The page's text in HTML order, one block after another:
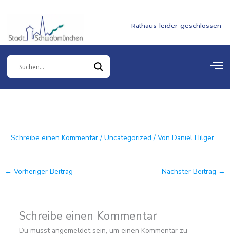
springen
Rathaus leider geschlossen
Schreibe einen Kommentar /Uncategorized / VonDaniel Hilger
← Vorheriger Beitrag Nächster Beitrag →
Schreibe einen Kommentar
Du musst angemeldet sein, um einen Kommentar zu